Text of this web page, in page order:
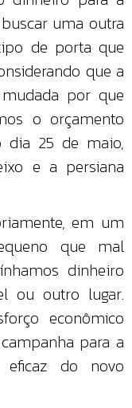
uma outra
de porta que
que a
por que
o orçamento
dia 25 de maio,
e a persiana
em um
que mal
dinheiro
ou outro lugar.
econômico
para a
eficaz do novo